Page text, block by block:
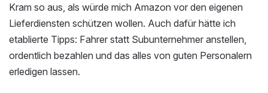
Kram so aus, als würde mich Amazon vor den eigenen
Lieferdiensten schützen wollen. Auch dafür hätte ich
etablierte Tipps: Fahrer statt Subunternehmer anstellen,
ordentlich bezahlen und das alles von guten Personalern
erledigen lassen.